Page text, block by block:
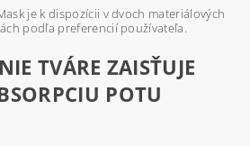
je k dispozícii v dvoch materiálových
podľa preferencií používateľa.
TVÁRE ZAISŤUJE
POTU